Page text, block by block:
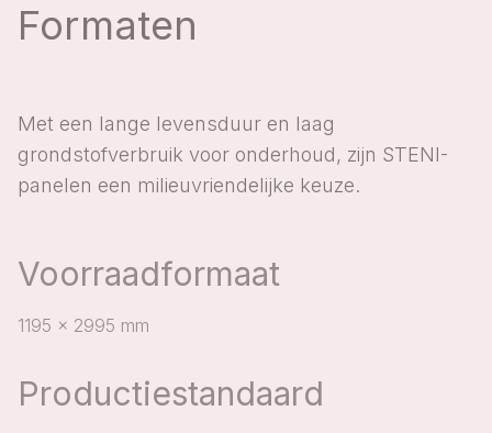
Formaten
Met een lange levensduur en laag
grondstofverbruik voor onderhoud, zijn STENI-
panelen een milieuvriendelijke keuze.
Voorraadformaat
1195 x 2995 mm
Productiestandaard